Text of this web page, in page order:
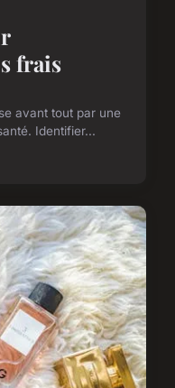
frais
avant tout par une
Identifier...